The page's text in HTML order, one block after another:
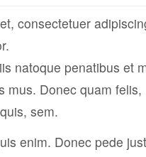
consectetuer
natoque penatibus et
mus. Donec quam
sem.
enim. Donec pede